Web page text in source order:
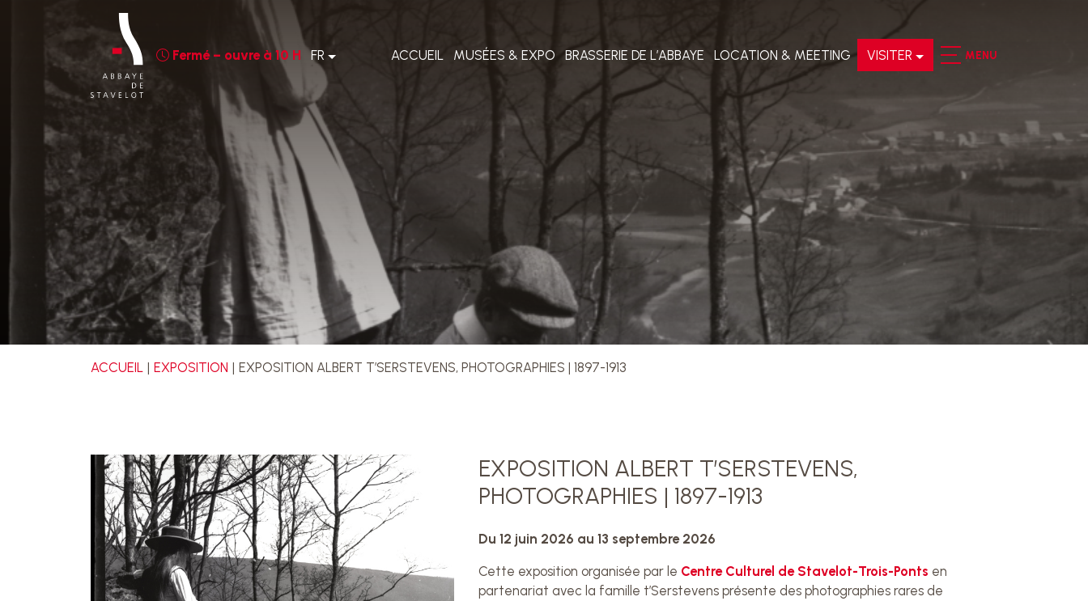
Fermé – ouvre à 10 H FR ACCUEIL MUSÉES & EXPO BRASSERIE DE L’ABBAYE LOCATION & MEETING VISITER MENU
ACCUEIL EXPOSITION EXPOSITION ALBERT T’SERSTEVENS, PHOTOGRAPHIES | 1897-1913
EXPOSITION ALBERT T’SERSTEVENS,
PHOTOGRAPHIES | 1897-1913
Du 12 juin 2026 au 13 septembre 2026
Cette exposition organisée par le Centre Culturel de Stavelot-Trois-Ponts en
partenariat avec la famille t’Serstevens présente des photographies rares de